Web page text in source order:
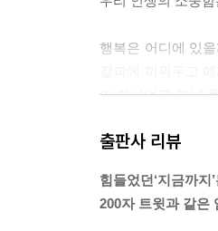
행복은 어디에 있
이 아니었고 그냥
다.
닐까. 당연해 보이
출판사 리뷰
힘들었던‘지금까지
200자 트윗과 같은